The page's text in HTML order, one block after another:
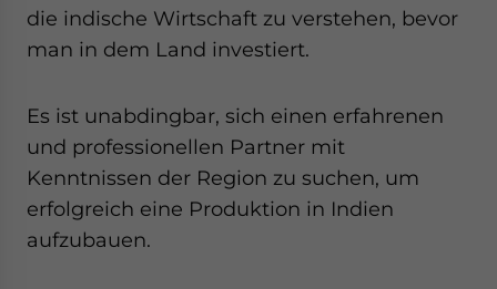
die indische Wirtschaft zu verstehen, bevor
man in dem Land investiert.
Es ist unabdingbar, sich einen erfahrenen
und professionellen Partner mit
Kenntnissen der Region zu suchen, um
erfolgreich eine Produktion in Indien
aufzubauen.